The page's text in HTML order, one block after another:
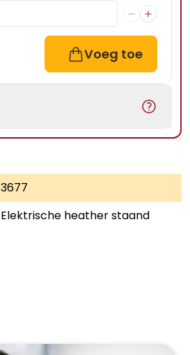
Voeg toe
3677
Elektrische heather staand